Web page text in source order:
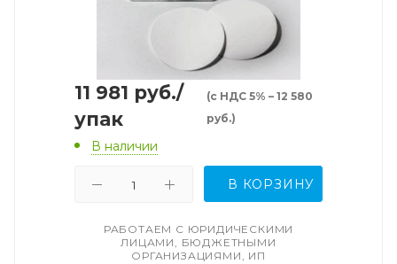
11 981 руб./
упак
(с НДС 5% – 12 580
руб.)
В наличии
В КОРЗИНУ
РАБОТАЕМ С ЮРИДИЧЕСКИМИ
ЛИЦАМИ, БЮДЖЕТНЫМИ
ОРГАНИЗАЦИЯМИ, ИП